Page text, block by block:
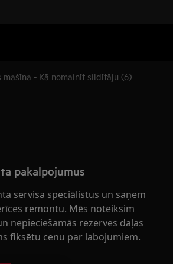
mašīna - Kā nomainīt sildītāju (6)
pakalpojumus
servisa speciālistus un saņem
remontu. Mēs noteiksim
nepieciešamās rezerves daļas
fiksētu cenu par labojumiem.